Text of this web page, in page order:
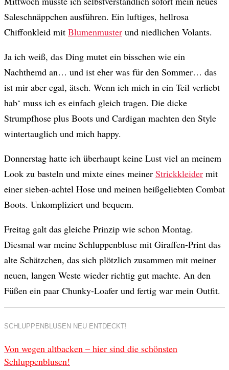
Saleschnäppchen ausführen. Ein luftiges, hellrosa
Chiffonkleid mit Blumenmuster und niedlichen Volants.
Ja ich weiß, das Ding mutet ein bisschen wie ein
Nachthemd an… und ist eher was für den Sommer… das
ist mir aber egal, ätsch. Wenn ich mich in ein Teil verliebt
hab‘ muss ich es einfach gleich tragen. Die dicke
Strumpfhose plus Boots und Cardigan machten den Style
wintertauglich und mich happy.
Donnerstag hatte ich überhaupt keine Lust viel an meinem
Look zu basteln und mixte eines meiner Strickkleider mit
einer sieben-achtel Hose und meinen heißgeliebten Combat
Boots. Unkompliziert und bequem.
Freitag galt das gleiche Prinzip wie schon Montag.
Diesmal war meine Schluppenbluse mit Giraffen-Print das
alte Schätzchen, das sich plötzlich zusammen mit meiner
neuen, langen Weste wieder richtig gut machte. An den
Füßen ein paar Chunky-Loafer und fertig war mein Outfit.
SCHLUPPENBLUSEN NEU ENTDECKT!
Von wegen altbacken – hier sind die schönsten
Schluppenblusen!